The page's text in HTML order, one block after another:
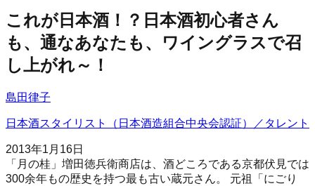
これが日本酒！？日本酒初心者さん
も、通なあなたも、ワイングラスで召
し上がれ～！
島田律子
日本酒スタイリスト（日本酒造組合中央会認証）／タレント
2013年1月16日
「月の桂」増田徳兵衛商店は、酒どころである京都伏見では
300余年もの歴史を持つ最も古い蔵元さん。 元祖「にごり